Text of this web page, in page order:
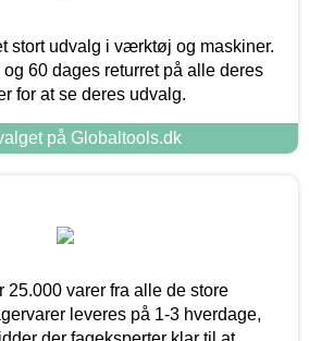
stort udvalg i værktøj og maskiner.
60 dages returret på alle deres
for at se deres udvalg.
på Globaltools.dk
25.000 varer fra alle de store
leveres på 1-3 hverdage,